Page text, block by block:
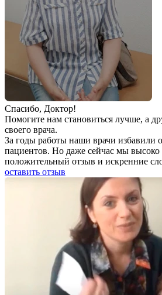
Спаcибо, Доктор!
Помогите нам становиться лучше, а
своего врача.
За годы работы наши врачи избавили
пациентов. Но даже сейчас мы
положительный отзыв и искренние
оставить отзыв